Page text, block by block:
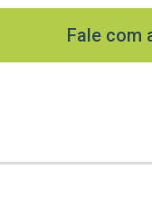
Fale com